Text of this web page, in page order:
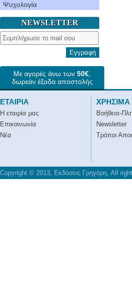
Ψυχολογία
NEWSLETTER
Εγγραφή
Με αγορές άνω των 50€
δωρεάν έξοδα αποστολής
ΕΤΑΙΡΙΑ
Η εταιρία μας
Επικοινωνία
Νέα
ΧΡΗΣΙΜΑ
Βοήθεια-
Newsletter
Τρόποι
Copyright © 2013, Εκδόσεις Γρηγόρη, All